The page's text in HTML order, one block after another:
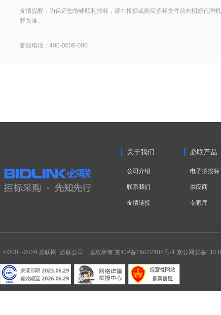
友情提醒：为保证您能够顺利投标，请在投标或购买招标文件前向招标代理
释为准。
客服电话：400-0606-000
关于我们
公司介绍
联系我们
友情链接
必联产品
电子招投标
供应商
专家库
©2001-2026 必联网 必联公司 版权所有 京ICP备15022408号-1 京公网安备